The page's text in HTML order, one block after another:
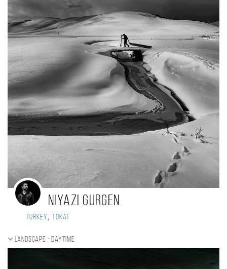
Niyazi Gurgen
Turkey, Tokat
Landscape - daytime